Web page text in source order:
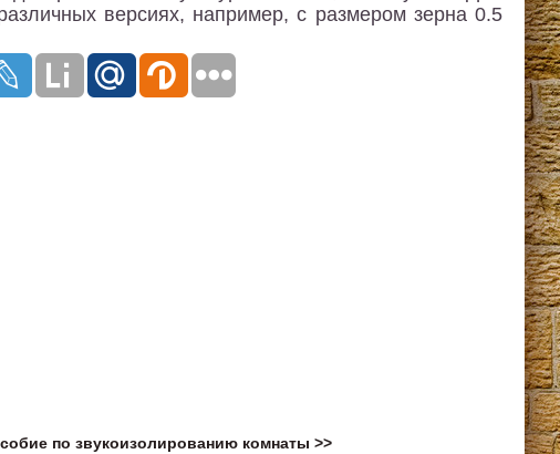
версиях, например, с размером зерна 0.5
по звукоизолированию комнаты >>